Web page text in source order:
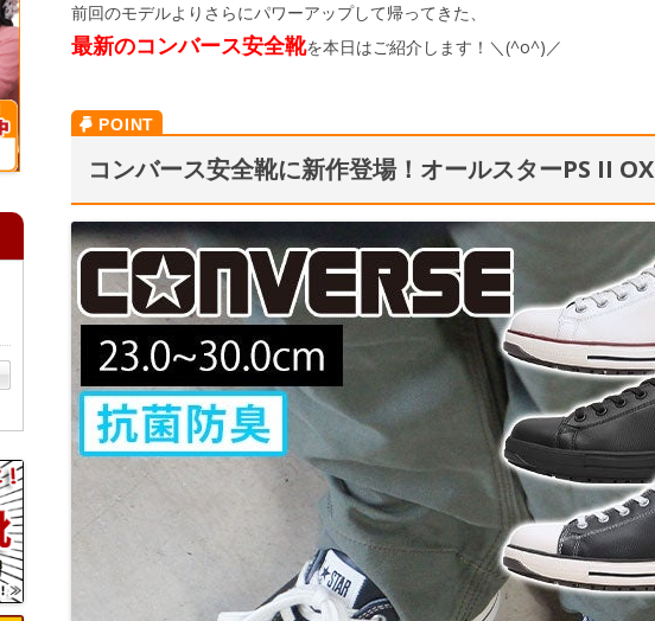
前回のモデルよりさらにパワーアップして帰ってきた、
最新のコンバース安全靴を本日はご紹介します！＼(^o^)／
コンバース安全靴に新作登場！オールスターPS II OX